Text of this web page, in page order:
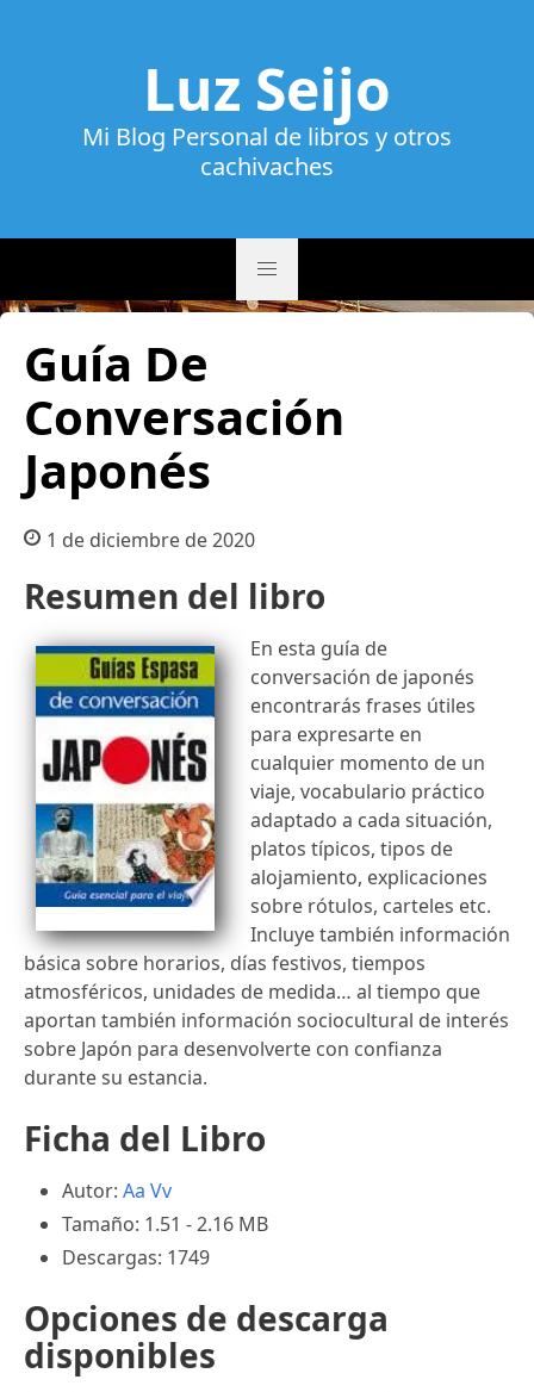
Luz Seijo
Mi Blog Personal de libros y otros
cachivaches
Guía De
Conversación
Japonés
1 de diciembre de 2020
Resumen del libro
En esta guía de
conversación de japonés
encontrarás frases útiles
para expresarte en
cualquier momento de un
viaje, vocabulario práctico
adaptado a cada situación,
platos típicos, tipos de
alojamiento, explicaciones
sobre rótulos, carteles etc.
Incluye también información
básica sobre horarios, días festivos, tiempos
atmosféricos, unidades de medida… al tiempo que
aportan también información sociocultural de interés
sobre Japón para desenvolverte con confianza
durante su estancia.
Ficha del Libro
Autor: Aa Vv
Tamaño: 1.51 - 2.16 MB
Descargas: 1749
Opciones de descarga
disponibles